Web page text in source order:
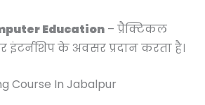
Education – प्रैक्टिकल
इंटर्नशिप के अवसर प्रदान करता है।